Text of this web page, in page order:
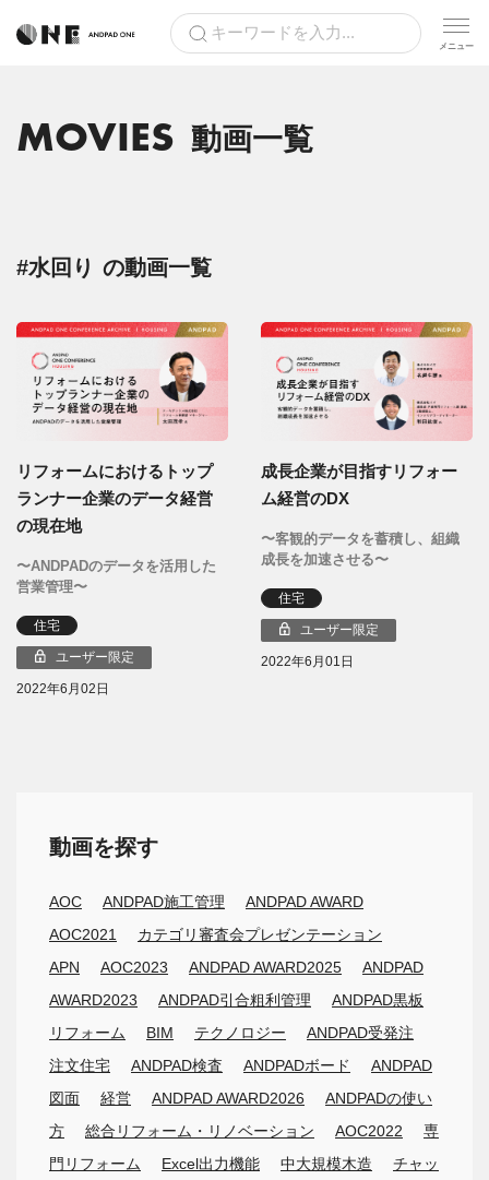
MOVIES 動画一覧
#水回り の動画一覧
リフォームにおけるトップ
ランナー企業のデータ経営
の現在地
〜ANDPADのデータを活用した
営業管理〜
住宅
ユーザー限定
2022年6月02日
成長企業が目指すリフォー
ム経営のDX
〜客観的データを蓄積し、組織
成長を加速させる〜
住宅
ユーザー限定
2022年6月01日
動画を探す
AOC ANDPAD施工管理
ANDPAD AWARD
AOC2021
カテゴリ審査会プレゼンテーション
APN
AOC2023 ANDPAD AWARD2025
ANDPAD
AWARD2023
ANDPAD引合粗利管理
ANDPAD黒板
リフォーム
BIM テクノロジー
ANDPAD受発注
注文住宅
ANDPAD検査 ANDPADボード
ANDPAD
図面
経営 ANDPAD AWARD2026
ANDPADの使い
方
総合リフォーム・リノベーション AOC2022
専
門リフォーム
Excel出力機能 中大規模木造
チャッ